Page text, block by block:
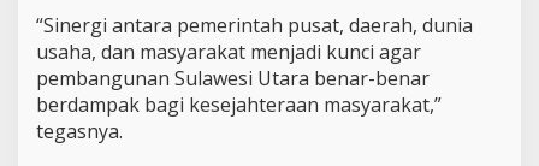
“Sinergi antara pemerintah pusat, daerah, dunia
usaha, dan masyarakat menjadi kunci agar
pembangunan Sulawesi Utara benar-benar
berdampak bagi kesejahteraan masyarakat,”
tegasnya.